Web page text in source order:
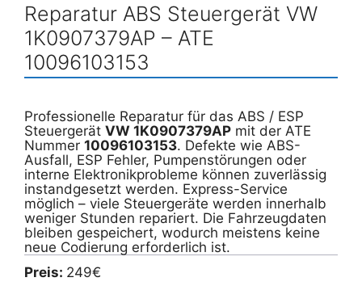
Reparatur ABS Steuergerät VW
1K0907379AP – ATE
10096103153
Professionelle Reparatur für das ABS / ESP
Steuergerät VW 1K0907379AP mit der ATE
Nummer 10096103153. Defekte wie ABS-
Ausfall, ESP Fehler, Pumpenstörungen oder
interne Elektronikprobleme können zuverlässig
instandgesetzt werden. Express-Service
möglich – viele Steuergeräte werden innerhalb
weniger Stunden repariert. Die Fahrzeugdaten
bleiben gespeichert, wodurch meistens keine
neue Codierung erforderlich ist.
Preis: 249€